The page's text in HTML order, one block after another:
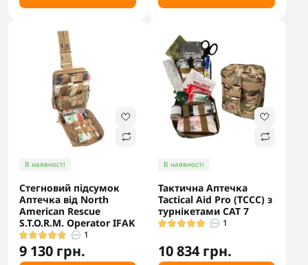
В наявності
Стегновий підсумок
Аптечка від North
American Rescue
S.T.O.R.M. Operator IFAK
1
9 130 грн.
В наявності
Тактична Аптечка
Tactical Aid Pro (TCCC) з
турнікетами CAT 7
1
10 834 грн.